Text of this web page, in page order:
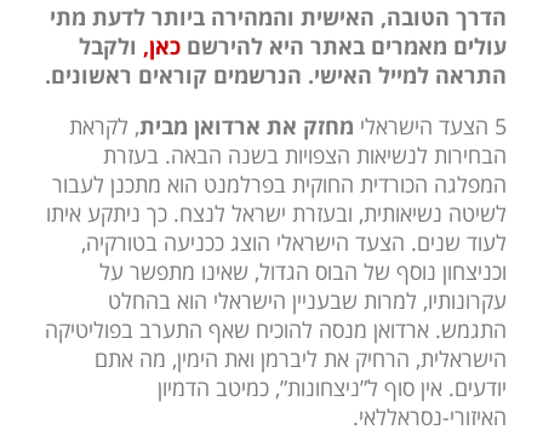
הדרך הטובה, האישית והמהירה ביותר לדעת מתי
עולים מאמרים באתר היא להירשם כאן, ולקבל
התראה למייל האישי. הנרשמים קוראים ראשונים.
5 הצעד הישראלי
מחזק את ארדואן מבית, לקראת
הבחירות לנשיאות הצפויות בשנה הבאה. בעזרת
המפלגה הכורדית החוקית בפרלמנט הוא מתכנן לעבור
לשיטה נשיאותית, ובעזרת ישראל לנצח. כך ניתקע איתו
לעוד שנים. הצעד הישראלי הוצג ככניעה בטורקיה,
וכניצחון נוסף של הבוס הגדול, שאינו מתפשר על
עקרונותיו, למרות שבעניין הישראלי הוא בהחלט
התגמש. ארדואן מנסה להוכיח שאף התערב בפוליטיקה
הישראלית, הרחיק את ליברמן ואת הימין, מה אתם
יודעים. אין סוף ל”ניצחונות”, כמיטב הדמיון
האיזורי-נסראללאי.